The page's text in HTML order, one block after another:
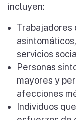
incluyen:
Trabajadores
servicios
Personas
mayores y
afecciones
Individuos